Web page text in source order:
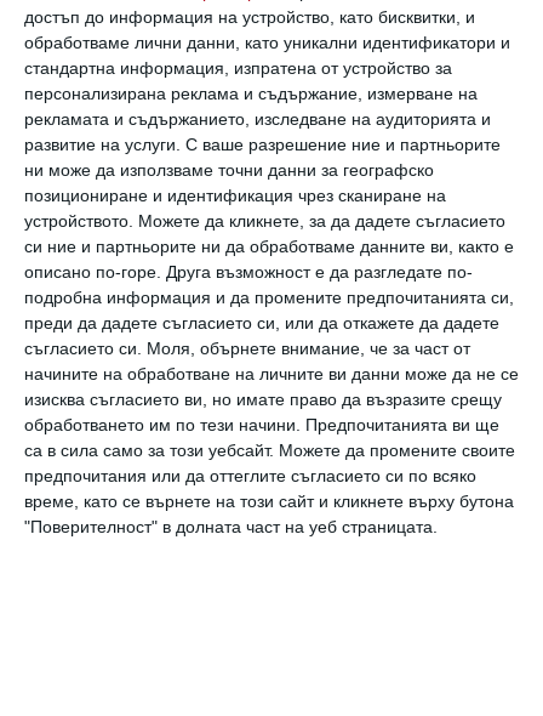
достъп до информация на устройство, като бисквитки, и
обработваме лични данни, като уникални идентификатори и
стандартна информация, изпратена от устройство за
персонализирана реклама и съдържание, измерване на
рекламата и съдържанието, изследване на аудиторията и
развитие на услуги. С ваше разрешение ние и партньорите
ни може да използваме точни данни за географско
позициониране и идентификация чрез сканиране на
устройството. Можете да кликнете, за да дадете съгласието
си ние и партньорите ни да обработваме данните ви, както е
описано по-горе. Друга възможност е да разгледате по-
подробна информация и да промените предпочитанията си,
преди да дадете съгласието си, или да откажете да дадете
съгласието си. Моля, обърнете внимание, че за част от
начините на обработване на личните ви данни може да не се
изисква съгласието ви, но имате право да възразите срещу
обработването им по тези начини. Предпочитанията ви ще
са в сила само за този уебсайт. Можете да промените своите
предпочитания или да оттеглите съгласието си по всяко
време, като се върнете на този сайт и кликнете върху бутона
"Поверителност" в долната част на уеб страницата.
сестрата на Елиът ин витро оплождането и
бременността на Сесил Елидж преминали
гладко, макар и малко по-тежко от
предишните ѝ три бременности с нейните
деца.
Бебето, на което тя е баба и майка, както е
записано в свидетелството за раждане на
Ума Луиз, се е родило миналата седмица и е
добре.
Това обаче не е единствен случай, който,
според някои е фрапиращ и неприемлив, но за
други е спасение и единствена надежда да
имат дете, благодарение на чудесата на